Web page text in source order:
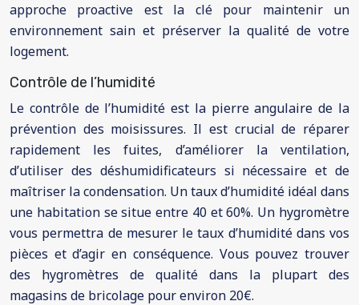
approche proactive est la clé pour maintenir un
environnement sain et préserver la qualité de votre
logement.
Contrôle de l’humidité
Le contrôle de l’humidité est la pierre angulaire de la
prévention des moisissures. Il est crucial de réparer
rapidement les fuites, d’améliorer la ventilation,
d’utiliser des déshumidificateurs si nécessaire et de
maîtriser la condensation. Un taux d’humidité idéal dans
une habitation se situe entre 40 et 60%. Un hygromètre
vous permettra de mesurer le taux d’humidité dans vos
pièces et d’agir en conséquence. Vous pouvez trouver
des hygromètres de qualité dans la plupart des
magasins de bricolage pour environ 20€.